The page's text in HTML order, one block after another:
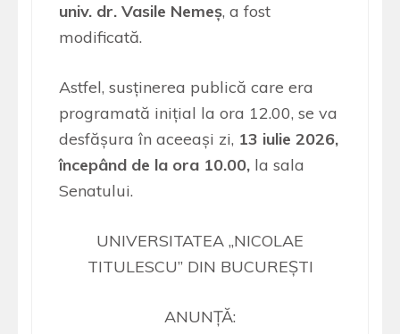
univ. dr. Vasile Nemeș, a fost
modificată.
Astfel, susținerea publică care era
programată inițial la ora 12.00, se va
desfășura în aceeași zi, 13 iulie 2026,
începând de la ora 10.00, la sala
Senatului.
UNIVERSITATEA „NICOLAE
TITULESCU” DIN BUCUREȘTI
ANUNȚĂ: